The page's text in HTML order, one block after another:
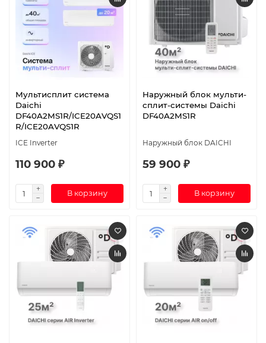
Мультисплит система
Daichi
DF40A2MS1R/ICE20AVQS1
R/ICE20AVQS1R
ICE Inverter
110 900 ₽
В корзину
Наружный блок мульти-
сплит-системы Daichi
DF40A2MS1R
Наружный блок DAICHI
59 900 ₽
В корзину